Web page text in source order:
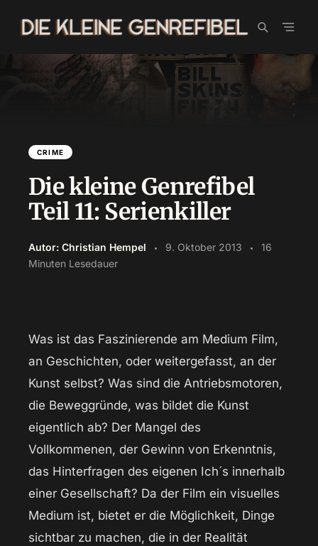
CRIME
Die kleine Genrefibel
Teil 11: Serienkiller
Autor: Christian Hempel 9. Oktober 2013
16
Minuten Lesedauer
Was ist das Faszinierende am Medium Film,
an Geschichten, oder weitergefasst, an der
Kunst selbst? Was sind die Antriebsmotoren,
die Beweggründe, was bildet die Kunst
eigentlich ab? Der Mangel des
Vollkommenen, der Gewinn von Erkenntnis,
das Hinterfragen des eigenen Ich´s innerhalb
einer Gesellschaft? Da der Film ein visuelles
Medium ist, bietet er die Möglichkeit, Dinge
sichtbar zu machen, die in der Realität